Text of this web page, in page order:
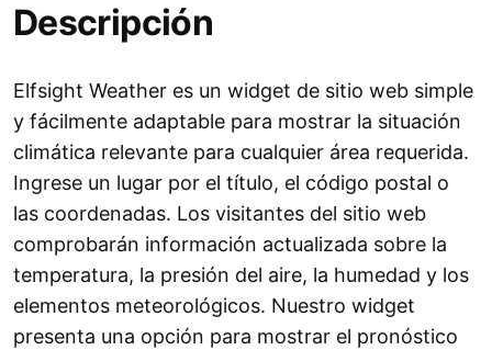
Descripción
Elfsight Weather es un widget de sitio web simple
y fácilmente adaptable para mostrar la situación
climática relevante para cualquier área requerida.
Ingrese un lugar por el título, el código postal o
las coordenadas. Los visitantes del sitio web
comprobarán información actualizada sobre la
temperatura, la presión del aire, la humedad y los
elementos meteorológicos. Nuestro widget
presenta una opción para mostrar el pronóstico